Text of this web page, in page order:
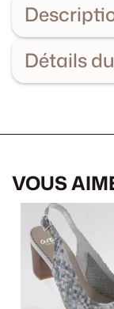
Détails
VOUS